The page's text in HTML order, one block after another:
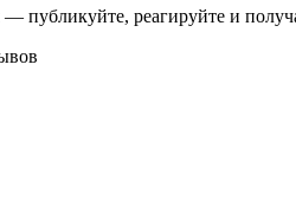
публикуйте, реагируйте и